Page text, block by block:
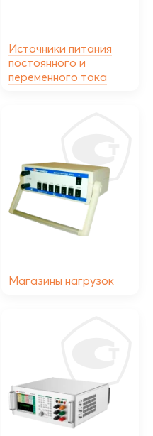
Источники питания
постоянного и
переменного тока
Магазины нагрузок